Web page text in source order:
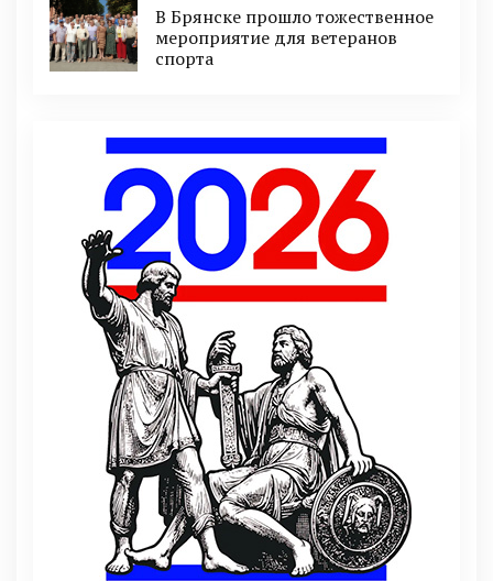
В Брянске прошло тожественное
мероприятие для ветеранов
спорта